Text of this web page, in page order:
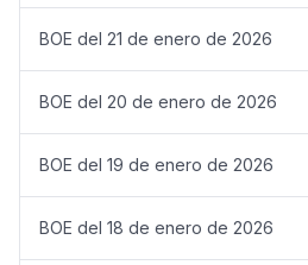
BOE del 21 de enero de 2026
BOE del 20 de enero de 2026
BOE del 19 de enero de 2026
BOE del 18 de enero de 2026